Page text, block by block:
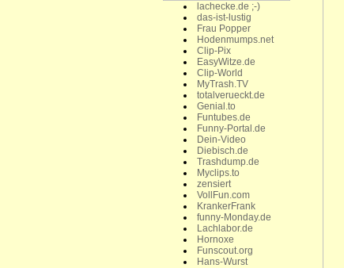
lachecke.de ;-)
das-ist-lustig
Frau Popper
Hodenmumps.net
Clip-Pix
EasyWitze.de
Clip-World
MyTrash.TV
totalverueckt.de
Genial.to
Funtubes.de
Funny-Portal.de
Dein-Video
Diebisch.de
Trashdump.de
Myclips.to
zensiert
VollFun.com
KrankerFrank
funny-Monday.de
Lachlabor.de
Hornoxe
Funscout.org
Hans-Wurst